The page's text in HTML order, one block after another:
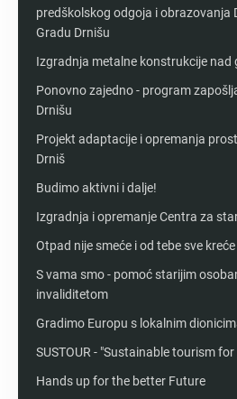
predškolskog odgoja i obrazovanja
Gradu Drnišu
Izgradnja metalne konstrukcije nad
Ponovno zajedno - program
Drnišu
Projekt adaptacije i opremanja
Drniš
Budimo aktivni i dalje!
Izgradnja i opremanje Centra za
Otpad nije smeće i od tebe sve kreće
S vama smo - pomoć starijim
invaliditetom
Gradimo Europu s lokalnim
SUSTOUR - "Sustainable tourism
Hands up for the better Future